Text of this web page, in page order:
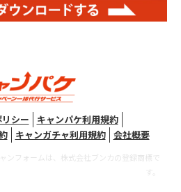
シー
キャンパケ利用規約
キャンガチャ利用規約 会社概要
ンフォームは、株式会社ブンカの登録商標で
す。